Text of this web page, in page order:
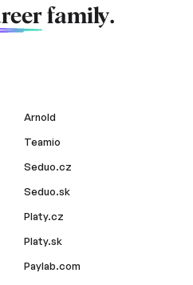
family.
Arnold
Teamio
Seduo.cz
Seduo.sk
Platy.cz
Platy.sk
Paylab.com